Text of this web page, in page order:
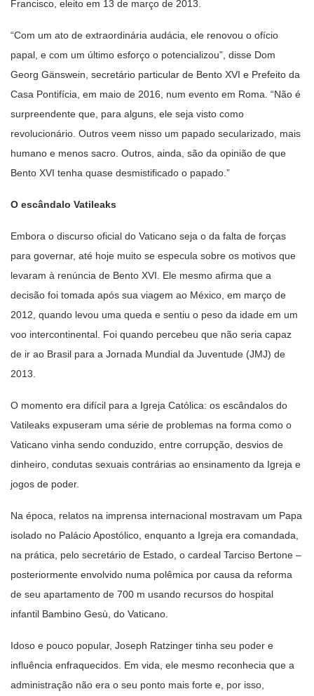
Francisco, eleito em 13 de março de 2013.
“Com um ato de extraordinária audácia, ele renovou o ofício
papal, e com um último esforço o potencializou”, disse Dom
Georg Gänswein, secretário particular de Bento XVI e Prefeito da
Casa Pontifícia, em maio de 2016, num evento em Roma. “Não é
surpreendente que, para alguns, ele seja visto como
revolucionário. Outros veem nisso um papado secularizado, mais
humano e menos sacro. Outros, ainda, são da opinião de que
Bento XVI tenha quase desmistificado o papado.”
O escândalo Vatileaks
Embora o discurso oficial do Vaticano seja o da falta de forças
para governar, até hoje muito se especula sobre os motivos que
levaram à renúncia de Bento XVI. Ele mesmo afirma que a
decisão foi tomada após sua viagem ao México, em março de
2012, quando levou uma queda e sentiu o peso da idade em um
voo intercontinental. Foi quando percebeu que não seria capaz
de ir ao Brasil para a Jornada Mundial da Juventude (JMJ) de
2013.
O momento era difícil para a Igreja Católica: os escândalos do
Vatileaks expuseram uma série de problemas na forma como o
Vaticano vinha sendo conduzido, entre corrupção, desvios de
dinheiro, condutas sexuais contrárias ao ensinamento da Igreja e
jogos de poder.
Na época, relatos na imprensa internacional mostravam um Papa
isolado no Palácio Apostólico, enquanto a Igreja era comandada,
na prática, pelo secretário de Estado, o cardeal Tarciso Bertone –
posteriormente envolvido numa polêmica por causa da reforma
de seu apartamento de 700 m usando recursos do hospital
infantil Bambino Gesù, do Vaticano.
Idoso e pouco popular, Joseph Ratzinger tinha seu poder e
influência enfraquecidos. Em vida, ele mesmo reconhecia que a
administração não era o seu ponto mais forte e, por isso,